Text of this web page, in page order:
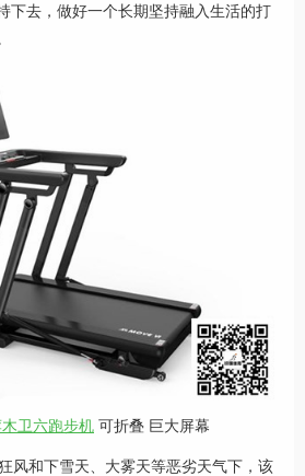
下去，做好一个长期坚持融入生活的打
木卫六跑步机 可折叠 巨大屏幕
风和下雪天、大雾天等恶劣天气下，该